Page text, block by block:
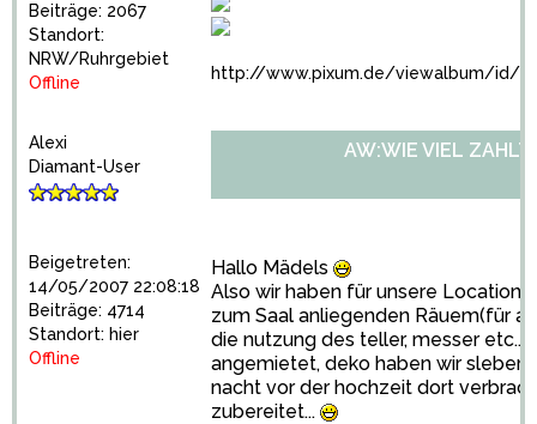
Beiträge: 2067
Standort:
NRW/Ruhrgebiet
Offline
http://www.pixum.de/viewalbum/id/
Alexi
Diamant-User
Beigetreten:
14/05/2007 22:08:18
Beiträge: 4714
Standort: hier
Offline
AW:WIE VIEL ZAHLT
Hallo Mädels
Also wir haben für unsere Location
zum Saal anliegenden Räuem(für
die nutzung des teller, messer
angemietet, deko haben wir sleber
nacht vor der hochzeit dort
zubereitet...